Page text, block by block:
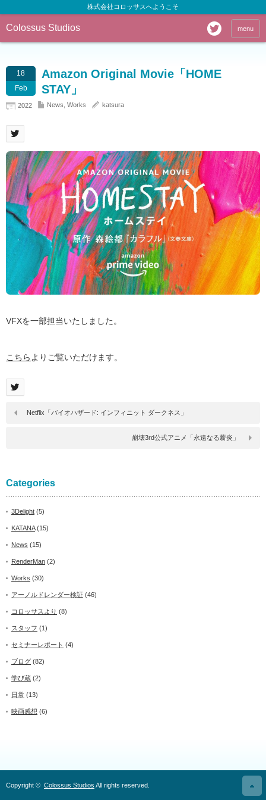
株式会社コロッサスへようこそ
Colossus Studios menu
18
Feb
Amazon Original Movie「HOME
STAY」
2022 News Works katsura
VFXを一部担当いたしました。
こちら よりご覧いただけます。
Netflix「バイオハザード: インフィニット ダークネス」
崩壊3rd公式アニメ「永遠なる薪炎」
Categories
3Delight (5)
KATANA(15)
News (15)
RenderMan (2)
Works (30)
アーノルドレンダー検証 (46)
コロッサスより (8)
スタッフ (1)
セミナーレポート (4)
ブログ (82)
学び蔵 (2)
日常 (13)
映画感想 (6)
Copyright © Colossus Studios All rights reserved.